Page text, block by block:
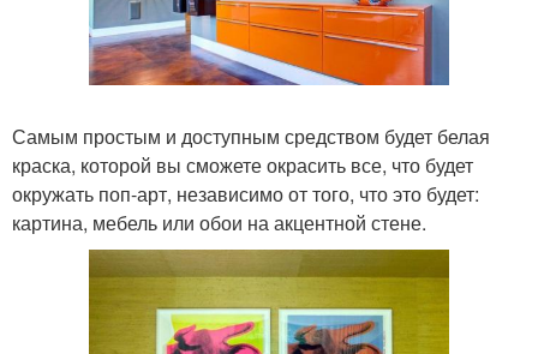
Самым простым и доступным средством будет белая
краска, которой вы сможете окрасить все, что будет
окружать поп-арт, независимо от того, что это будет:
картина, мебель или обои на акцентной стене.